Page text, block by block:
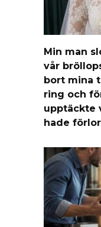
Min man
vår
bort mina
ring och
upptäckte
hade